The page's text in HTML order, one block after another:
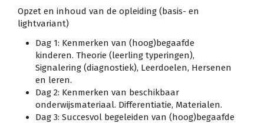
Opzet en inhoud van de opleiding (basis- en
lightvariant)
Dag 1: Kenmerken van (hoog)begaafde
kinderen. Theorie (leerling typeringen),
Signalering (diagnostiek), Leerdoelen, Hersenen
en leren.
Dag 2: Kenmerken van beschikbaar
onderwijsmateriaal. Differentiatie, Materialen.
Dag 3: Succesvol begeleiden van (hoog)begaafde